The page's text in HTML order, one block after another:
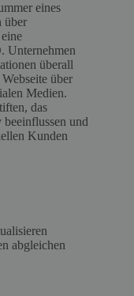
eines
über
Unternehmen
überall
über
Medien.
das
und
Kunden
abgleichen